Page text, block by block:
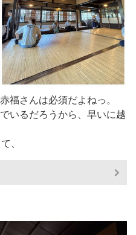
福さんは必須だよねっ。
いるだろうから、早いに越
、